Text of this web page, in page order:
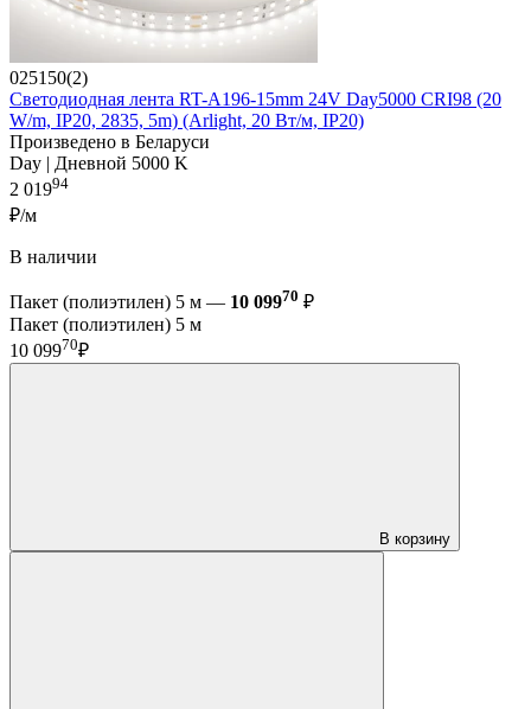
025150(2)
Светодиодная лента RT-A196-15mm 24V Day5000 CRI98 (20
W/m, IP20, 2835, 5m) (Arlight, 20 Вт/м, IP20)
Произведено в Беларуси
Day | Дневной 5000 K
2 01994
₽/м
В наличии
Пакет (полиэтилен) 5 м — 10 09970 ₽
Пакет (полиэтилен) 5 м
10 09970₽
В корзину